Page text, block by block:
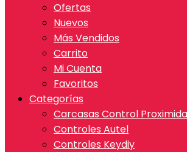
Ofertas
Nuevos
Más Vendidos
Carrito
Mi Cuenta
Favoritos
Categorías
Carcasas Control
Controles Autel
Controles Keydiy